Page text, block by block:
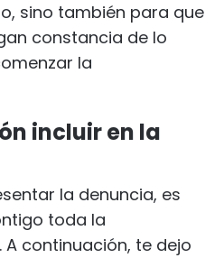
sino también para que
constancia de lo
la
incluir en la
la denuncia, es
toda la
continuación, te dejo